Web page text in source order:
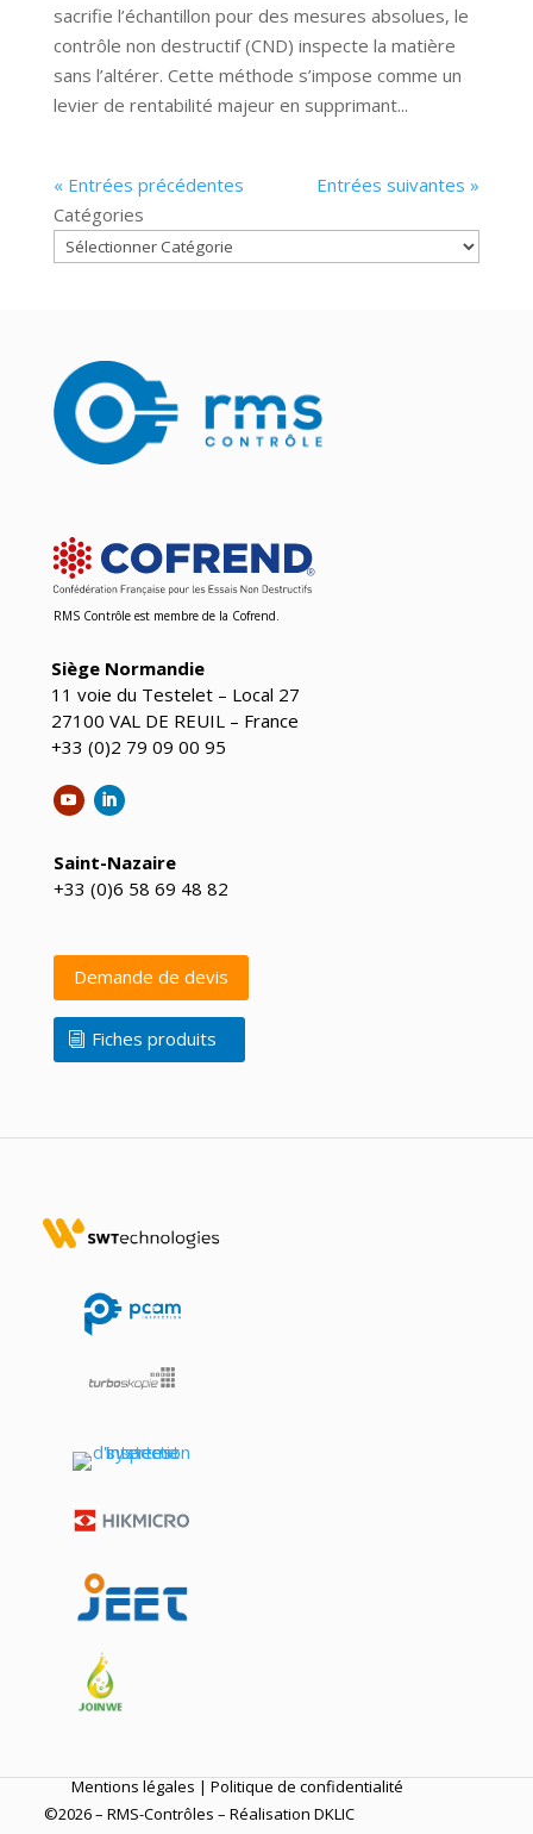
sacrifie l’échantillon pour des mesures absolues, le
contrôle non destructif (CND) inspecte la matière
sans l’altérer. Cette méthode s’impose comme un
levier de rentabilité majeur en supprimant...
« Entrées précédentes
Entrées suivantes »
Catégories
RMS Contrôle est membre de la Cofrend
Siège Normandie
11 voie du Testelet – Local 27
27100 VAL DE REUIL – France
+33 (0)2 79 09 00 95
Saint-Nazaire
+33 (0)6 58 69 48 82
Demande de devis
Fiches produits
©2026 – RMS-Contrôles – Réalisation DKLIC
Mentions légales | Politique de confidentialité